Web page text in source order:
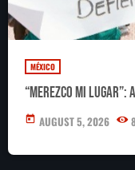
MÉXICO
“Merezco mi lugar”:
today AUGUST 5, 2026 8